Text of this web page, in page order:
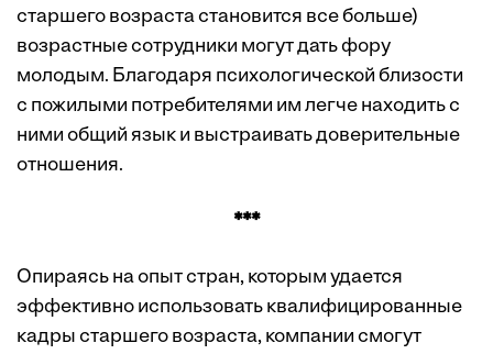
старшего возраста становится все больше)
возрастные сотрудники могут дать фору
молодым. Благодаря психологической близости
с пожилыми потребителями им легче находить с
ними общий язык и выстраивать доверительные
отношения.
***
Опираясь на опыт стран, которым удается
эффективно использовать квалифицированные
кадры старшего возраста, компании смогут